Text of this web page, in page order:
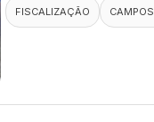
FISCALIZAÇÃO